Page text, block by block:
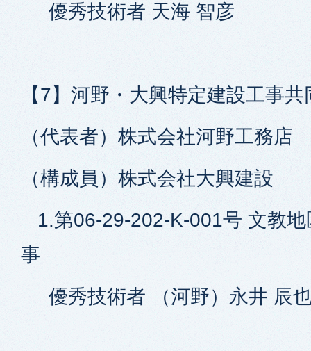
優秀技術者 天海 智彦
【7】河野・大興特定建設工事
（代表者）株式会社河野工務店
（構成員）株式会社大興建設
1.第06-29-202-K-001号 文教地
事
優秀技術者 （河野）永井 辰